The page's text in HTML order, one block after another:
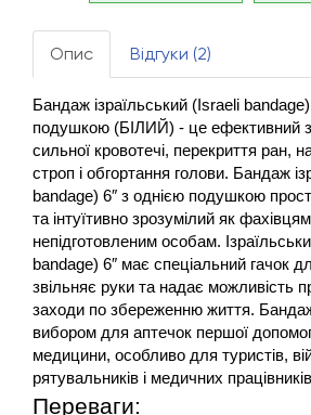
Опис Відгуки (2)
Бандаж ізраїльський (Israeli
подушкою (БІЛИЙ) - це ефективний
сильної кровотечі, перекриття ран,
строп і обгортання голови. Бандаж
bandage) 6″ з однією подушкою
та інтуїтивно зрозумілий як
непідготовленим особам.
bandage) 6″ має спеціальний гачок
звільняє руки та надає можливість
заходи по збереженню життя.
вибором для аптечок першої
медицини, особливо для туристів,
рятувальників і медичних
Переваги: